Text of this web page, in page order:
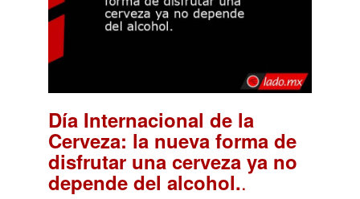
Día Internacional de la
Cerveza: la nueva forma de
disfrutar una cerveza ya no
depende del alcohol..